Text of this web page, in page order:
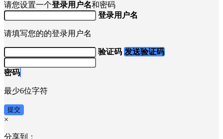
请您设置一个登录用户名和密码
登录用户名
请填写您的的登录用户名
验证码 发送验证码
密码
最少6位字符
提交
×
分享到：